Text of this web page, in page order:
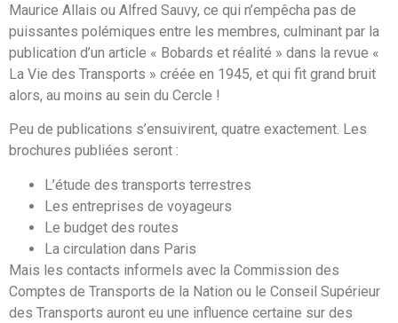
Maurice Allais ou Alfred Sauvy, ce qui n’empêcha pas de
puissantes polémiques entre les membres, culminant par la
publication d’un article « Bobards et réalité » dans la revue «
La Vie des Transports » créée en 1945, et qui fit grand bruit
alors, au moins au sein du Cercle !
Peu de publications s’ensuivirent, quatre exactement. Les
brochures publiées seront :
L’étude des transports terrestres
Les entreprises de voyageurs
Le budget des routes
La circulation dans Paris
Mais les contacts informels avec la Commission des
Comptes de Transports de la Nation ou le Conseil Supérieur
des Transports auront eu une influence certaine sur des